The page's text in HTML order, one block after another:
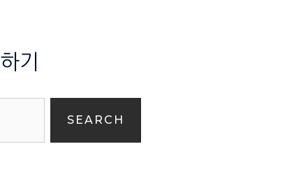
기
SEARCH